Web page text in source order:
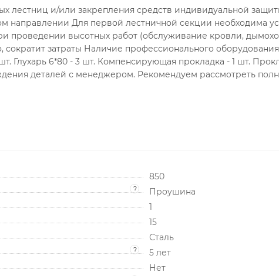
лестниц и/или закрепления средств индивидуальной
направлении Для первой лестничной секции необходима
проведении высотных работ (обслуживание кровли,
сократит затраты Наличие профессионального
Глухарь 6*80 - 3 шт. Компенсирующая прокладка - 1 шт.
деталей с менеджером. Рекомендуем рассмотреть
850
?
Проушина
1
15
Сталь
?
5 лет
Нет